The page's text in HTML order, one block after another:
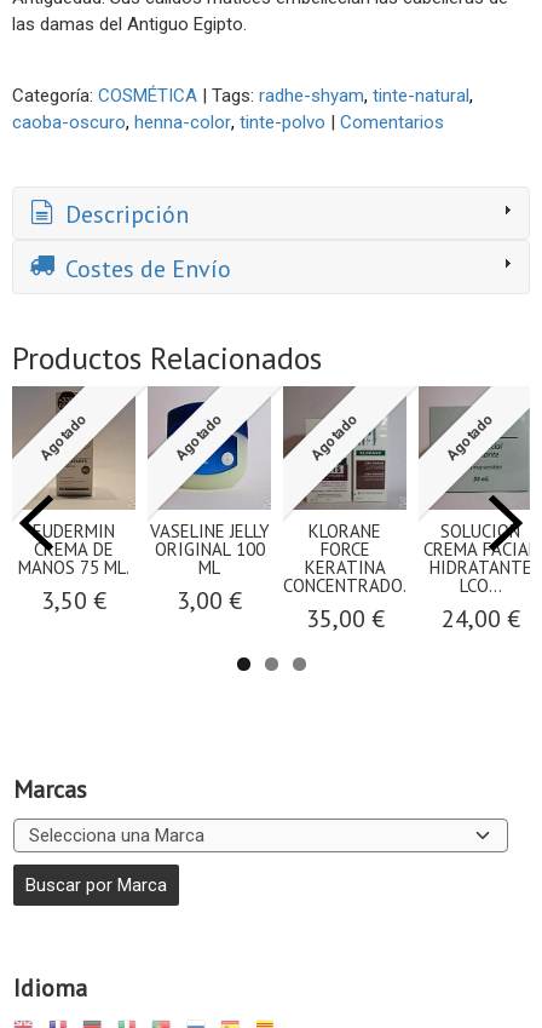
Marcas
Idioma
las damas del Antiguo Egipto.
Categoría: COSMÉTICA | Tags: radhe-shyam tinte-natural
caoba-oscuro henna-color tinte-polvo | Comentarios
Descripción
Costes de Envío
Productos Relacionados
Agotado
EUDERMIN
CREMA DE
MANOS 75 ML.
3,50 €
Agotado
VASELINE JELLY
ORIGINAL 100
ML
3,00 €
Agotado
KLORANE
FORCE
KERATINA
CONCENTRADO...
35,00 €
Agotado
SOLUCION
CREMA FACIAL
HIDRATANTE
LCO...
24,00 €